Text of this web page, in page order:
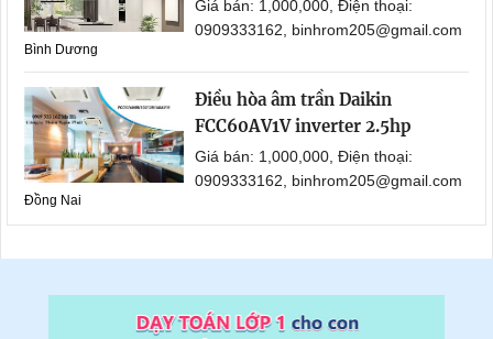
Giá bán: 1,000,000, Điện thoại:
0909333162, binhrom205@gmail.com
Bình Dương
Điều hòa âm trần Daikin
FCC60AV1V inverter 2.5hp
Giá bán: 1,000,000, Điện thoại:
0909333162, binhrom205@gmail.com
Đồng Nai